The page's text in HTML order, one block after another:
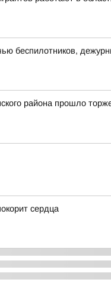
беспилотников,
района прошло
сердца